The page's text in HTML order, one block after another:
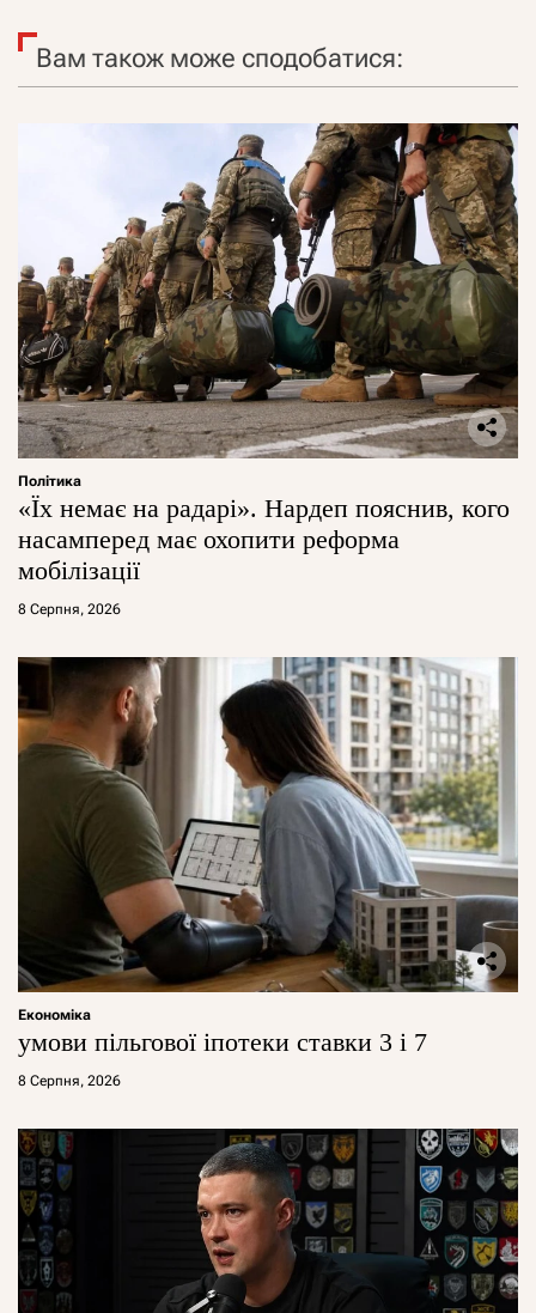
Вам також може сподобатися:
Політика
«Їх немає на радарі». Нардеп пояснив, кого
насамперед має охопити реформа
мобілізації
8 Серпня, 2026
Економіка
умови пільгової іпотеки ставки 3 і 7
8 Серпня, 2026